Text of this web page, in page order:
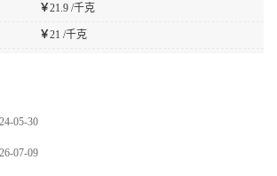
￥21.9 /千克
￥21 /千克
05-30
07-09